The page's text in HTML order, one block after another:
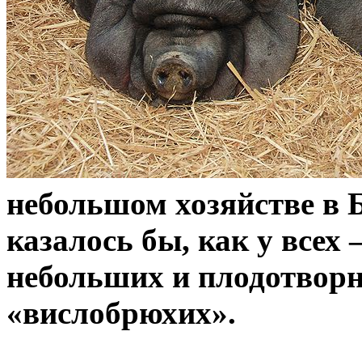
небольшом хозяйстве в
казалось бы, как у
небольших и
«вислобрюхих».